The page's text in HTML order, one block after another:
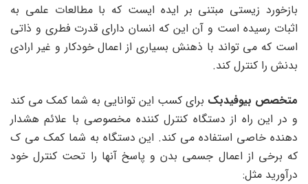
بازخورد زیستی مبتنی بر ایده ایست که با مطالعات علمی به
اثبات رسیده است و آن این که انسان دارای قدرت فطری و ذاتی
است که می تواند با ذهنش بسیاری از اعمال خودکار و غیر ارادی
بدنش را کنترل کند.
متخصص بیوفیدبک برای کسب این توانایی به شما کمک می کند
و در این راه از دستگاه کنترل کننده مخصوصی با علائم هشدار
دهنده خاصی استفاده می کند. این دستگاه به شما کمک می ک
که برخی از اعمال جسمی بدن و پاسخ آنها را تحت کنترل خود
درآورید مثل: